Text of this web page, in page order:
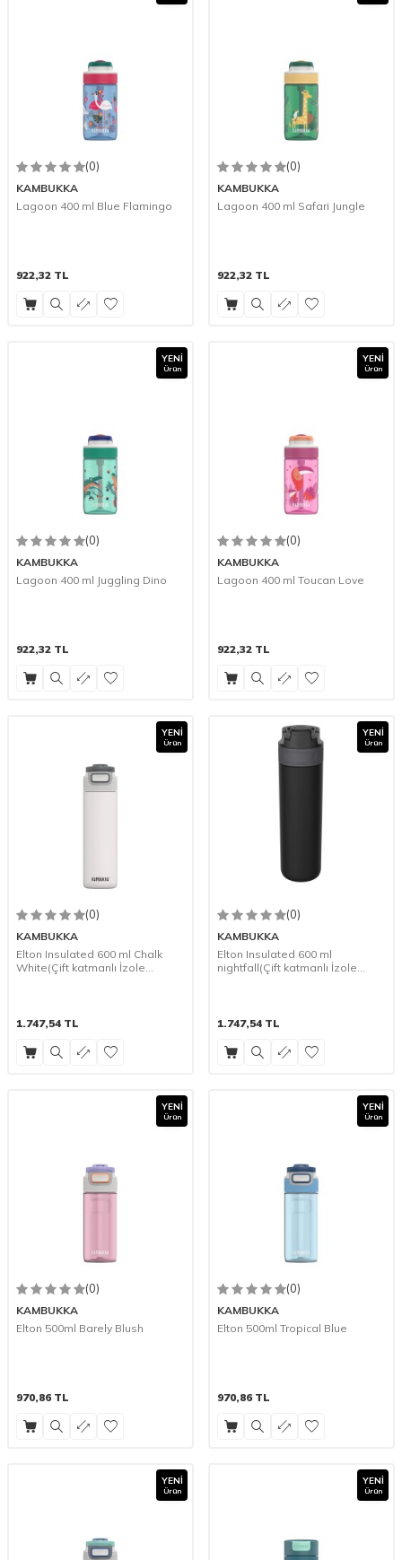
(0)
KAMBUKKA
Lagoon 400 ml Blue Flamingo
922,32 TL
(0)
KAMBUKKA
Lagoon 400 ml Safari Jungle
922,32 TL
YENI
Ürün
(0)
KAMBUKKA
Lagoon 400 ml Juggling Dino
922,32 TL
YENI
Ürün
(0)
KAMBUKKA
Lagoon 400 ml Toucan Love
922,32 TL
YENI
Ürün
(0)
KAMBUKKA
Elton Insulated 600 ml Chalk
White(Çift katmanlı İzole
1.747,54 TL
YENI
Ürün
(0)
KAMBUKKA
Elton Insulated 600 ml
nightfall(Çift katmanlı İzole
1.747,54 TL
YENI
Ürün
(0)
KAMBUKKA
Elton 500ml Barely Blush
970,86 TL
YENI
Ürün
(0)
KAMBUKKA
Elton 500ml Tropical Blue
970,86 TL
YENI
Ürün
YENI
Ürün